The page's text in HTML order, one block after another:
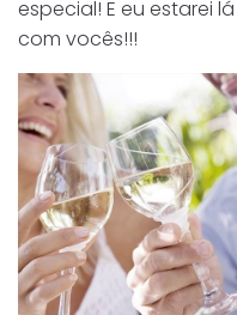
especial! E eu estarei
com vocês!!!